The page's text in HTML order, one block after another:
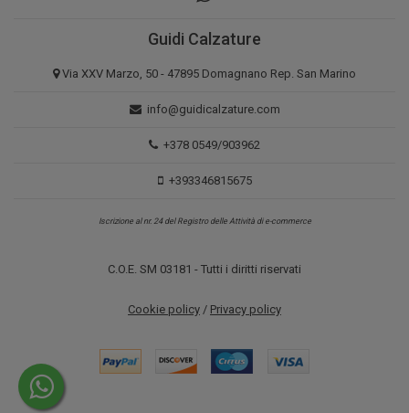
Guidi Calzature
Via XXV Marzo, 50 - 47895 Domagnano Rep. San Marino
info@guidicalzature.com
+378 0549/903962
+393346815675
Iscrizione al nr. 24 del Registro delle Attività di e-commerce
C.O.E. SM 03181 - Tutti i diritti riservati
Cookie policy / Privacy policy